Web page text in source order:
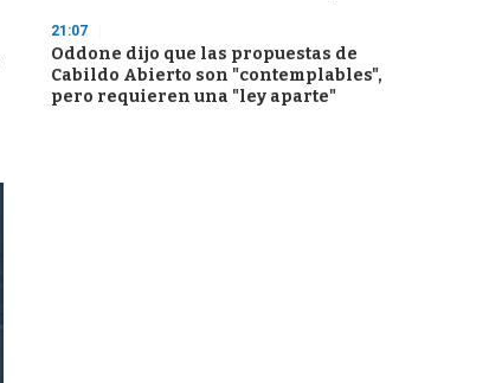
21:07
Oddone dijo que las propuestas de
Cabildo Abierto son "contemplables",
pero requieren una "ley aparte"